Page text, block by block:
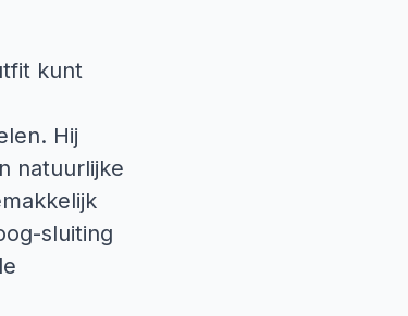
kunt
Hij
natuurlijke
sluiting